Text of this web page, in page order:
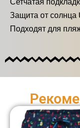
Защита от солнца
Подходят для